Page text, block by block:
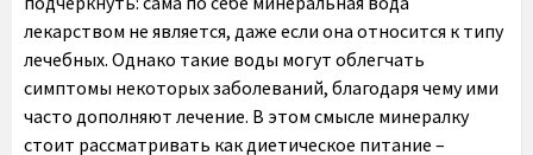
лекарством не является, даже если она относится к типу
лечебных. Однако такие воды могут облегчать
симптомы некоторых заболеваний, благодаря чему ими
часто дополняют лечение. В этом смысле минералку
стоит рассматривать как диетическое питание –